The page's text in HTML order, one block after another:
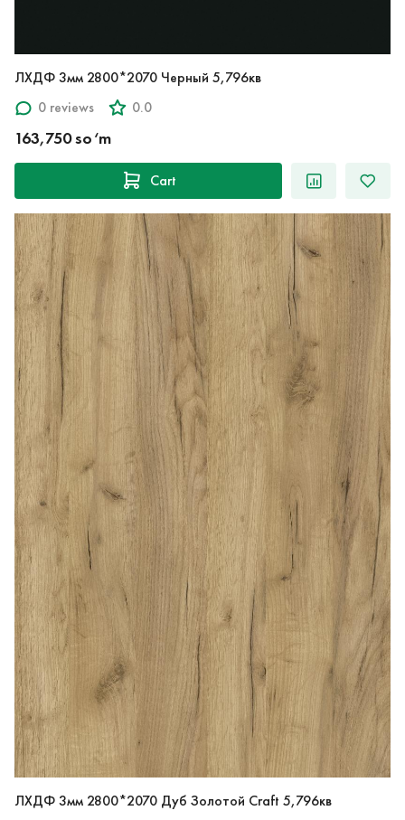
ЛХДФ 3мм 2800*2070 Черный 5,796кв
0 reviews
0.0
163,750 so‘m
Cart
ЛХДФ 3мм 2800*2070 Дуб Золотой Craft 5,796кв